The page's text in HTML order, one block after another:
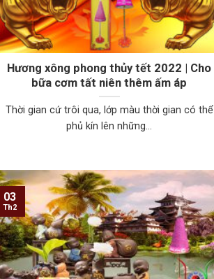
Hương xông phong thủy tết 2022 | Cho
bữa cơm tất niên thêm ấm áp
Thời gian cứ trôi qua, lớp màu thời gian có thể
phủ kín lên những...
03
Th2